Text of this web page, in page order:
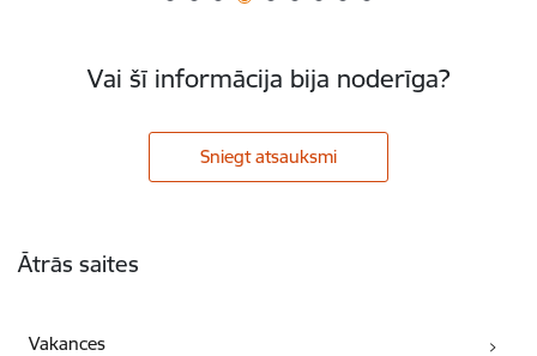
Vai šī informācija bija noderīga?
Sniegt atsauksmi
Ātrās saites
Vakances